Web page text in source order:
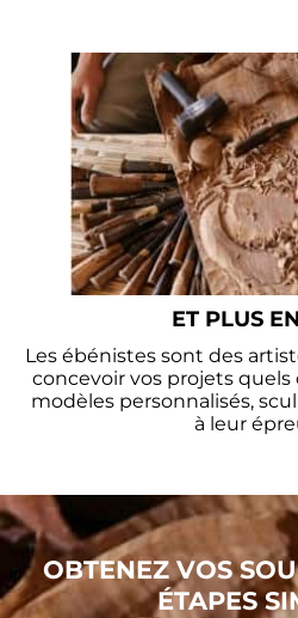
ET PLUS
Les ébénistes sont des
concevoir vos projets quels
modèles personnalisés,
à leur
OBTENEZ VOS
ÉTAPES